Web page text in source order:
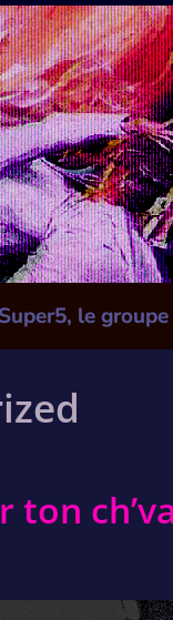
Super5, le
ton